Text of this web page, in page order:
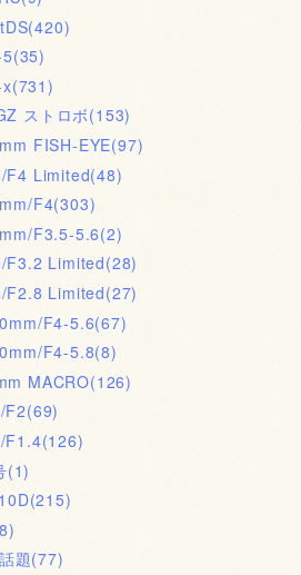
(420)
(35)
(731)
ストロボ(153)
FISH-EYE(97)
F4 Limited(48)
F4(303)
F3.5-5.6(2)
F3.2 Limited(28)
F2.8 Limited(27)
F4-5.6(67)
F4-5.8(8)
MACRO(126)
F2(69)
F1.4(126)
(1)
(215)
題(77)